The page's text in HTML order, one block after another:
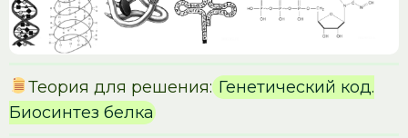
Теория для решения:Генетический код.
Биосинтез белка